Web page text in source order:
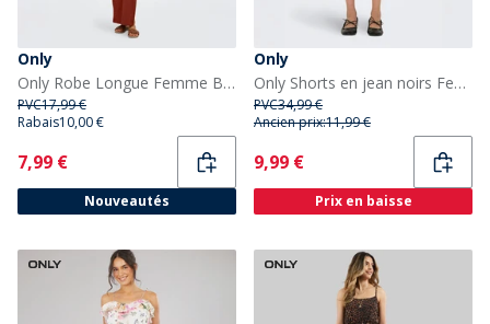
Only
Only Robe Longue Femme Brun roux
PVC17,99 €
Rabais10,00 €
Current
7,99 €
Nouveautés
Only
Only Shorts en jean noirs Femme
PVC34,99 €
Ancien prix:11,99 €
Current
9,99 €
Prix en baisse